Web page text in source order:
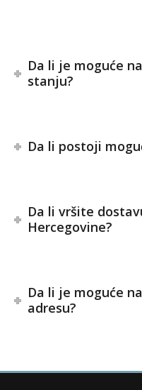
Da li je moguće
stanju?
Da li postoji
Da li vršite
Hercegovine?
Da li je moguće
adresu?